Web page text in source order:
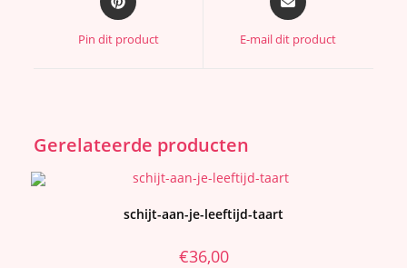
Pin dit product E-mail dit product
Gerelateerde producten
schijt-aan-je-leeftijd-taart
€36,00